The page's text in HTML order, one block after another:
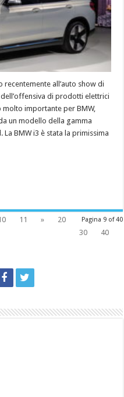
all’auto show di
di prodotti elettrici
molto importante per BMW,
un modello della gamma
BMW i3 è stata la primissima
Pagina 9 of 40
11 »
20
30
40